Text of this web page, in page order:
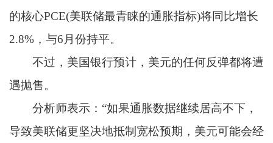
的核心PCE(美联储最青睐的通胀指标)将同比增长
2.8%，与6月份持平。
不过，美国银行预计，美元的任何反弹都将遭
遇抛售。
分析师表示：“如果通胀数据继续居高不下，
导致美联储更坚决地抵制宽松预期，美元可能会经